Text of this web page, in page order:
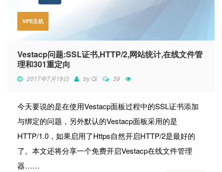
VPS主机
Vestacp问题:SSL证书,HTTP/2,网站统计,在线文件管
理和301重定向
2017年7月19日 byQi 39
今天要说的是在使用Vestacp面板过程中的SSL证书添加
与绑定的问题，另外默认的Vestacp面板采用的是
HTTP/1.0，如果启用了Https自然开启HTTP/2是最好的
了。本文还将分享一个免费开启Vestacp在线文件管理
器……